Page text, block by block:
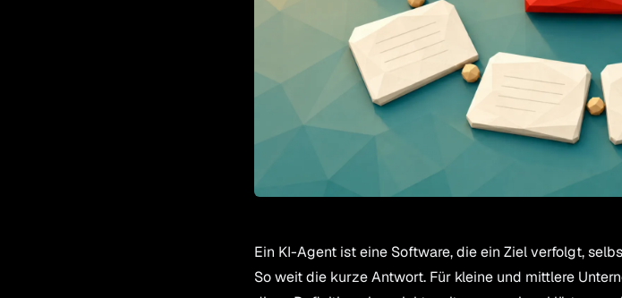
Ein KI-Agent ist eine Software, die ein Ziel verfolgt,
So weit die kurze Antwort. Für kleine und mittlere